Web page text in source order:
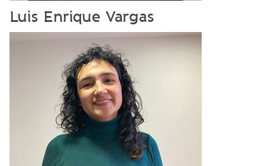
Luis Enrique Vargas